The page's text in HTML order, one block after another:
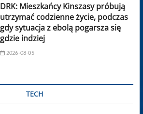
DRK: Mieszkańcy Kinszasy próbują
utrzymać codzienne życie, podczas
gdy sytuacja z ebolą pogarsza się
gdzie indziej
2026-08-05
TECH